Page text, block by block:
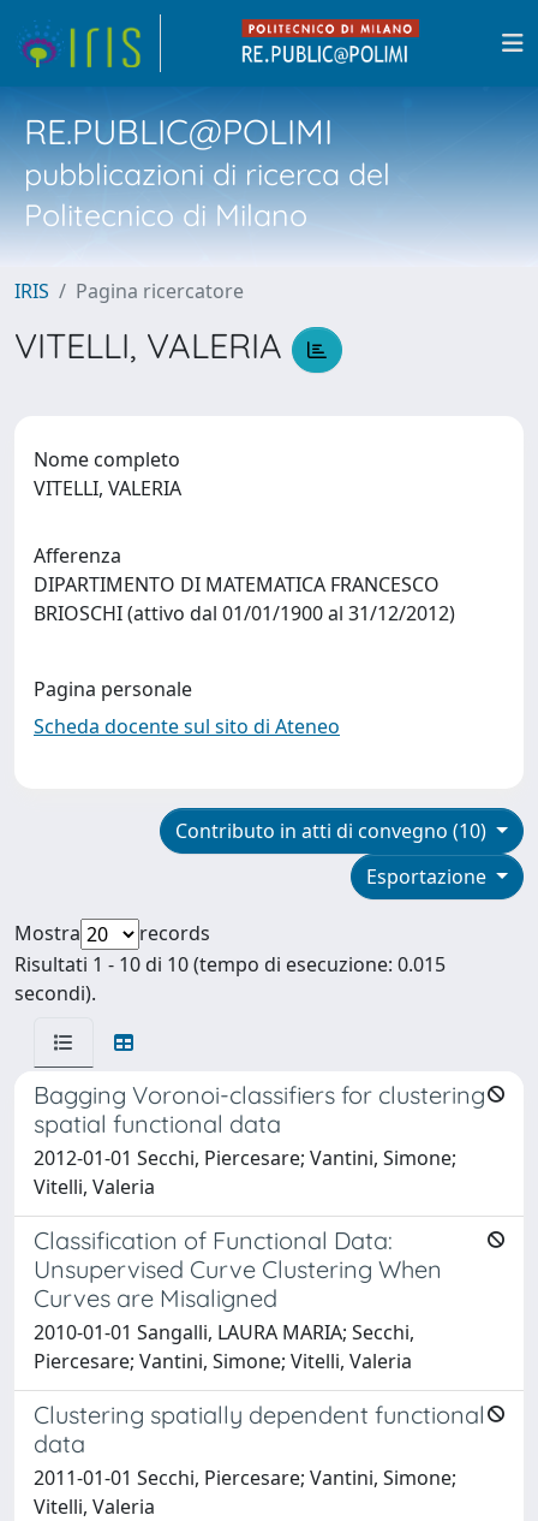
RE.PUBLIC@POLIMI
pubblicazioni di ricerca del
Politecnico di Milano
IRIS Pagina ricercatore
VITELLI, VALERIA
Nome completo
VITELLI, VALERIA
Afferenza
DIPARTIMENTO DI MATEMATICA FRANCESCO
BRIOSCHI (attivo dal 01/01/1900 al 31/12/2012)
Pagina personale
Scheda docente sul sito di Ateneo
Contributo in atti di convegno (10)
Esportazione
Mostra
records
Risultati 1 - 10 di 10 (tempo di esecuzione: 0.015
secondi).
Bagging Voronoi-classifiers for clustering
spatial functional data
2012-01-01 Secchi, Piercesare; Vantini, Simone;
Vitelli, Valeria
Classification of Functional Data:
Unsupervised Curve Clustering When
Curves are Misaligned
2010-01-01 Sangalli, LAURA MARIA; Secchi,
Piercesare; Vantini, Simone; Vitelli, Valeria
Clustering spatially dependent functional
data
2011-01-01 Secchi, Piercesare; Vantini, Simone;
Vitelli, Valeria